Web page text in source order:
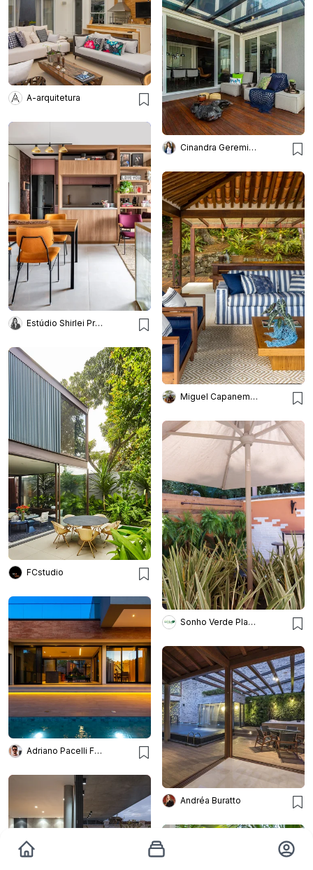
A-arquitetura
Cinandra Geremia Arquitetura
Estúdio Shirlei Proença
Miguel Capanema Arquitetura
FCstudio
Sonho Verde Plantas
Adriano Pacelli Fotografia de Arquitetura
Andréa Buratto